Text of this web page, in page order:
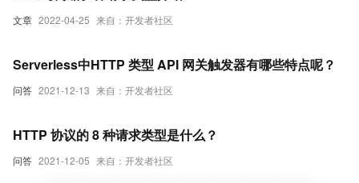
文章 2022-04-25 来自：开发者社区
问答 2021-12-13 来自：开发者社区
Serverless中HTTP 类型 API 网关触发器有哪些特点呢？
问答 2021-12-05 来自：开发者社区
HTTP 协议的 8 种请求类型是什么？